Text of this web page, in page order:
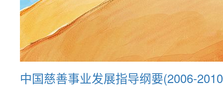
中国慈善事业发展指导纲要(2006-